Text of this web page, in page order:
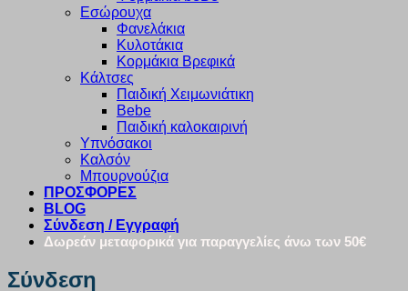
Εσώρουχα
Φανελάκια
Κυλοτάκια
Κορμάκια Βρεφικά
Κάλτσες
Παιδική Χειμωνιάτικη
Bebe
Παιδική καλοκαιρινή
Υπνόσακοι
Καλσόν
Μπουρνούζια
ΠΡΟΣΦΟΡΕΣ
BLOG
Σύνδεση / Εγγραφή
Δωρεάν μεταφορικά για παραγγελίες άνω των 50€
Σύνδεση